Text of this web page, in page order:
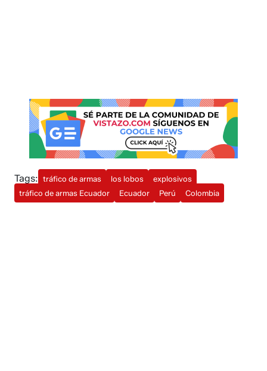
Tags: tráfico de armas los lobos
explosivos
tráfico de armas Ecuador
Ecuador Perú Colombia